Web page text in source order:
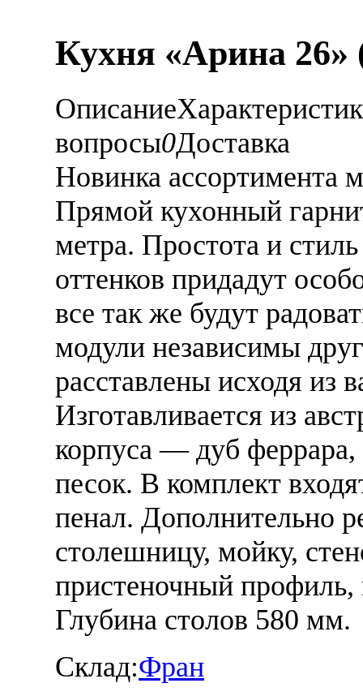
Кухня «Арина 26»
Описание
вопросы0Доставка
Новинка ассортимента
Прямой кухонный
метра. Простота и
оттенков придадут
все так же будут
модули независимы
расставлены исходя из
Изготавливается из
корпуса — дуб
песок. В комплект
пенал. Дополнительно
столешницу, мойку,
пристеночный
Глубина столов 580 мм.
Склад:Фран